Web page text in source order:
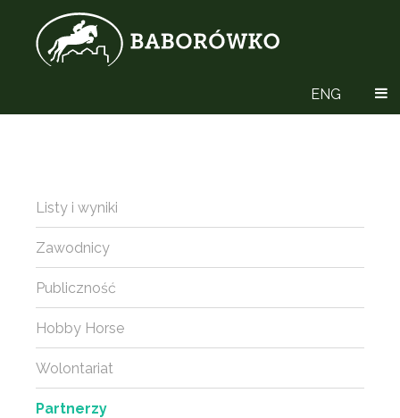
ENG
Listy i wyniki
Zawodnicy
Publiczność
Hobby Horse
Wolontariat
Partnerzy